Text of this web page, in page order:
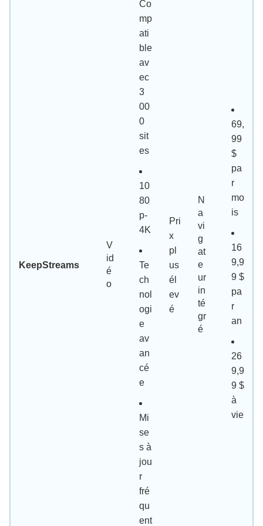
KeepStreams
V
id
é
o
Co
mp
ati
ble
av
ec
3
00
0
sit
es
10
80
p-
4K
Te
ch
nol
ogi
e
av
an
cé
e
Mi
se
s à
jou
r
fré
qu
ent
Pri
x
pl
us
él
ev
é
N
a
vi
g
at
e
ur
in
té
gr
é
69,
99
$
pa
r
mo
is
16
9,9
9 $
pa
r
an
26
9,9
9 $
à
vie